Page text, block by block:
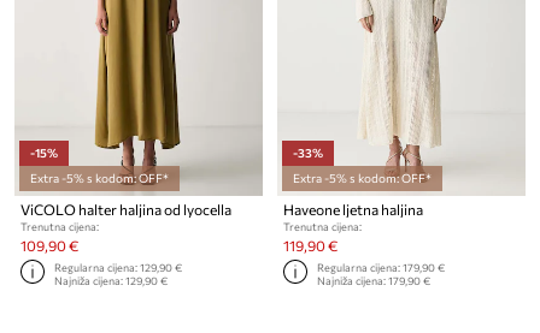
-15%
Extra -5% s kodom: OFF*
ViCOLO halter haljina od lyocella
Trenutna cijena:
109,90 €
Regularna cijena:129,90 €
Najniža cijena:129,90 €
-33%
Extra -5% s kodom: OFF*
Haveone ljetna haljina
Trenutna cijena:
119,90 €
Regularna cijena:179,90 €
Najniža cijena:179,90 €